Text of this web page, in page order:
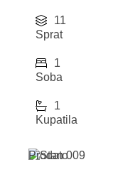
11
Sprat
1
Soba
1
Kupatila
Prodato